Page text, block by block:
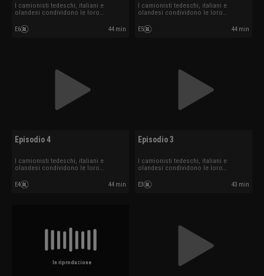
I camionisti tedeschi, italiani e
olandesi condividono le loro
E6 44 min
I camionisti tedeschi, italiani e
olandesi condividono le loro
E5 44 min
Episodio 4
I camionisti tedeschi, italiani e
olandesi condividono le loro
E4 44 min
Episodio 3
I camionisti tedeschi, italiani e
olandesi condividono le loro
E3 43 min
In riproduzione